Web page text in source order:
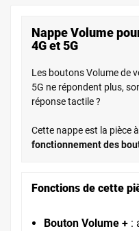
Nappe Volume
4G et 5G
Les boutons Volume de
5G ne répondent plus,
réponse tactile ?
Cette nappe est la pièce
fonctionnement des
Fonctions de cette
Bouton Volume + :